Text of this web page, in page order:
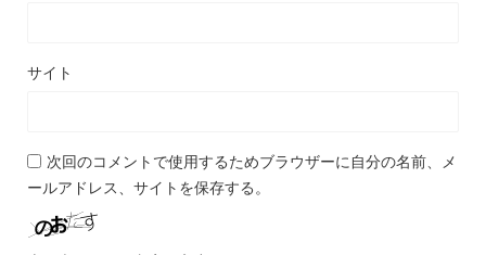
サイト
次回のコメントで使用するためブラウザーに自分の名前、メ
ールアドレス、サイトを保存する。